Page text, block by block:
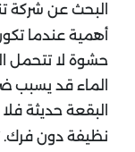
البحث عن شركة
أهمية عندما
حشوة لا تتحمل
الماء قد يسبب
البقعة حديثة
نظيفة دون